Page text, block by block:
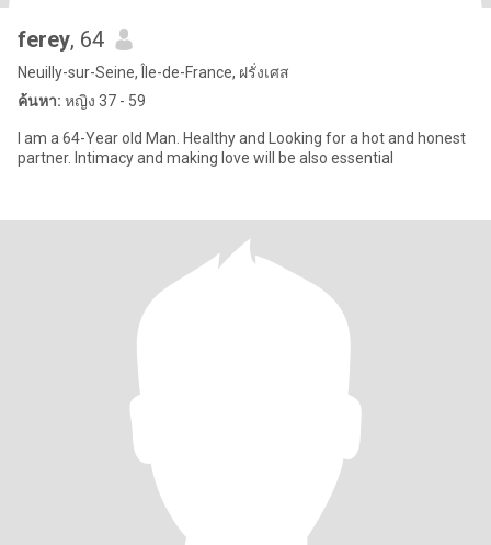
ferey, 64
Neuilly-sur-Seine, Île-de-France, ฝรั่งเศส
ค้นหา: หญิง 37 - 59
I am a 64-Year old Man. Healthy and Looking for a hot and honest
partner. Intimacy and making love will be also essential